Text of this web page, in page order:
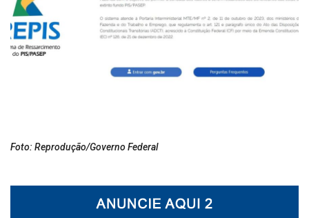
Foto: Reprodução/Governo Federal